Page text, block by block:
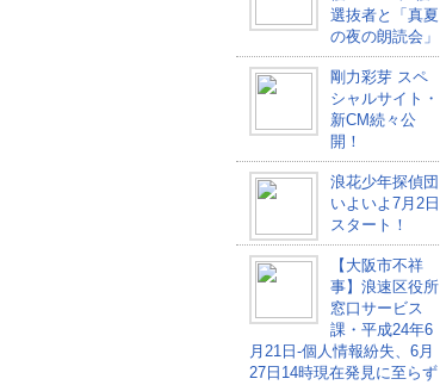
選抜者と「真夏
の夜の朗読会」
剛力彩芽 スペ
シャルサイト・
新CM続々公
開！
浪花少年探偵団
いよいよ7月2日
スタート！
【大阪市不祥
事】浪速区役所
窓口サービス
課・平成24年6
月21日-個人情報紛失、6月
27日14時現在発見に至らず